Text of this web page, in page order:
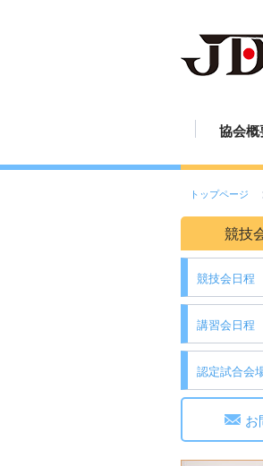
協会概
ご挨拶
JDAの
組織図
定款
活動報
トップページ
競技
競技会日程
講習会日程
認定試合会
お